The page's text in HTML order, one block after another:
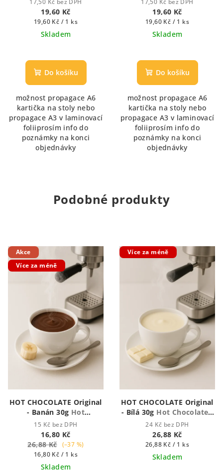
mlékem
17,50 Kč bez DPH
19,60 Kč
Měrná
cena:
19,60 Kč / 1 ks
Skladem
hodnocení
produktu
z
5
hvězdiček.
Do košíku
možnost propagace A6
kartička na stoly nebo
propagace A3 v laminovací
foliiprosím info do
poznámky na konci
objednávky
17,50 Kč bez DPH
19,60 Kč
Měrná
cena:
19,60 Kč / 1 ks
Skladem
Do košíku
možnost propagace A6
kartička na stoly nebo
propagace A3 v laminovací
foliiprosím info do
poznámky na konci
objednávky
Podobné produkty
Akce
Více za méně
HOT CHOCOLATE Original
- Banán 30g Hot
Chocolate - Houstnoucí
krémová čokoláda
15 Kč bez DPH
16,80 Kč
26,88 Kč
(–37 %)
Měrná
cena:
16,80 Kč / 1 ks
Skladem
Více za méně
HOT CHOCOLATE Original
- Bílá 30g Hot Chocolate -
Houstnoucí krémová
čokoláda
24 Kč bez DPH
26,88 Kč
Měrná
cena:
26,88 Kč / 1 ks
Skladem